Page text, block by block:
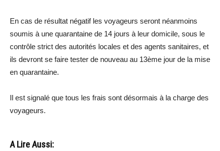
En cas de résultat négatif les voyageurs seront néanmoins
soumis à une quarantaine de 14 jours à leur domicile, sous le
contrôle strict des autorités locales et des agents sanitaires, et
ils devront se faire tester de nouveau au 13ème jour de la mise
en quarantaine.
Il est signalé que tous les frais sont désormais à la charge des
voyageurs.
A Lire Aussi: